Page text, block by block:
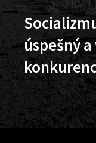
úspešný